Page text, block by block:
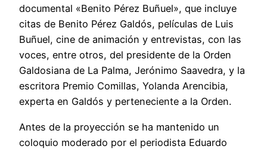
documental «Benito Pérez Buñuel», que incluye
citas de Benito Pérez Galdós, películas de Luis
Buñuel, cine de animación y entrevistas, con las
voces, entre otros, del presidente de la Orden
Galdosiana de La Palma, Jerónimo Saavedra, y la
escritora Premio Comillas, Yolanda Arencibia,
experta en Galdós y perteneciente a la Orden.
Antes de la proyección se ha mantenido un
coloquio moderado por el periodista Eduardo